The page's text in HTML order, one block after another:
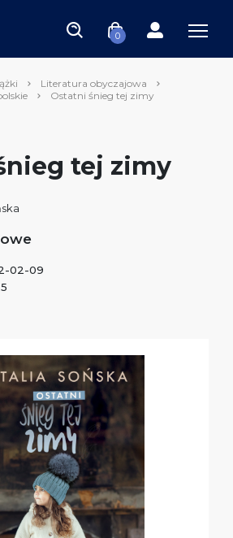
0
Literatura obyczajowa
Ostatni śnieg tej zimy
tej zimy
02-09